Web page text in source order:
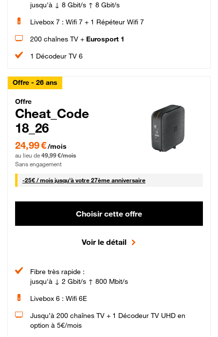
jusqu'à ↓ 8 Gbit/s ↑ 8 Gbit/s
Livebox 7 : Wifi 7 + 1 Répéteur Wifi 7
200 chaînes TV + Eurosport 1
1 Décodeur TV 6
Offre - 26 ans
Cheat_Code Fibre_18_26
Offre
Cheat_Code
18_26
24,99 € par mois pendant 0 mois puis 49,99 € par mois, Sans engagement
24,99 €/mois
au lieu de 49,99 €/mois
Sans engagement
-25€ / mois25 € par mois
jusqu'à votre 27ème anniversaire
Choisir cette offre
Voir le détail
Fibre très rapide :
jusqu'à ↓ 2 Gbit/s ↑ 800 Mbit/s
Livebox 6 : Wifi 6E
Jusqu’à 200 chaînes TV + 1 Décodeur TV UHD en
option à 5€/mois